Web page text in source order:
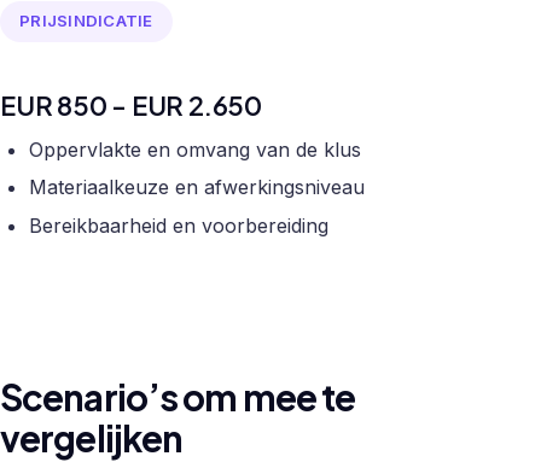
PRIJSINDICATIE
EUR 850 - EUR 2.650
Oppervlakte en omvang van de klus
Materiaalkeuze en afwerkingsniveau
Bereikbaarheid en voorbereiding
Scenario’s om mee te
vergelijken